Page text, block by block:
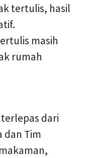
tertulis, hasil
masih
rumah
dari
dan Tim